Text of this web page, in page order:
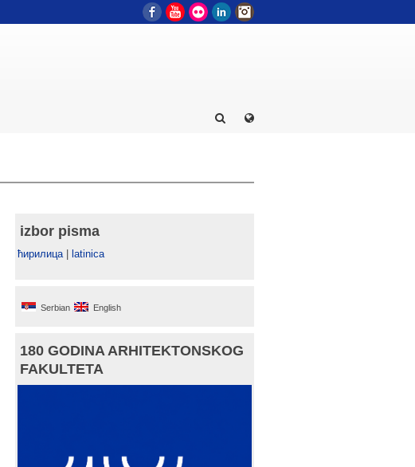
FacebookYouTube
Flickr LinkedIn
izbor pisma
ћирилица| latinica
Serbian English
180 GODINA ARHITEKTONSKOG
FAKULTETA